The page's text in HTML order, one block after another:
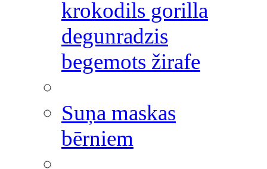
krokodils gorilla
degunradzis
begemots žirafe
Suņa maskas
bērniem